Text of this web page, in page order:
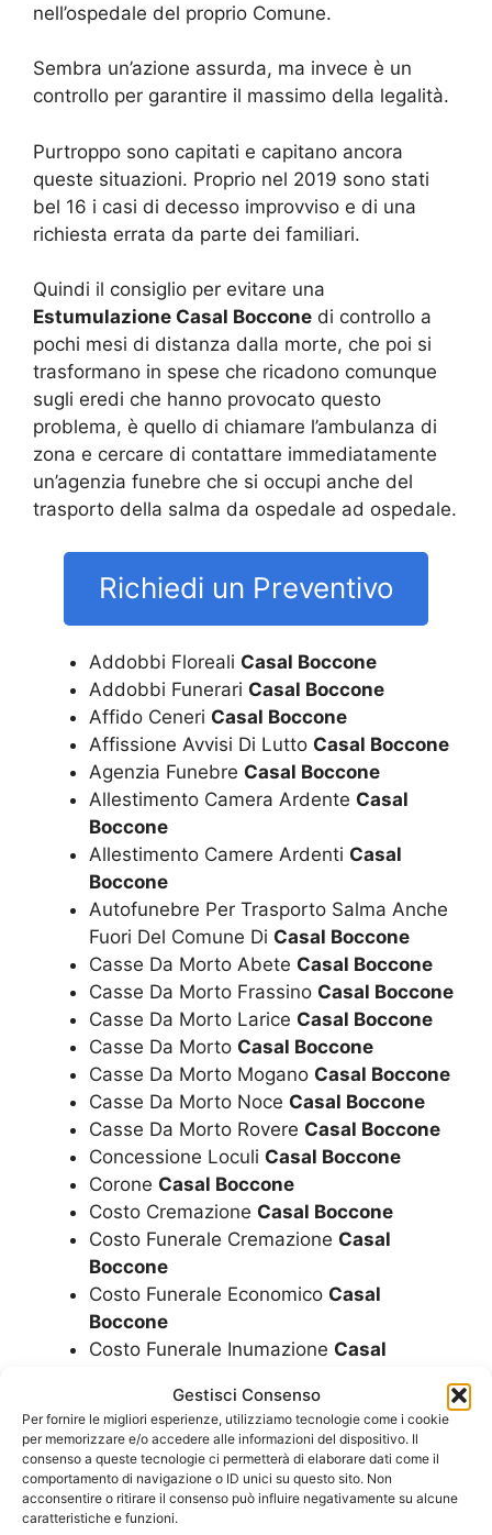
Gestisci Consenso
Per fornire le migliori esperienze, utilizziamo tecnologie come i cookie
per memorizzare e/o accedere alle informazioni del dispositivo. Il
consenso a queste tecnologie ci permetterà di elaborare dati come il
comportamento di navigazione o ID unici su questo sito. Non
acconsentire o ritirare il consenso può influire negativamente su alcune
caratteristiche e funzioni.
nell’ospedale del proprio Comune.
Sembra un’azione assurda, ma invece è un
controllo per garantire il massimo della legalità.
Purtroppo sono capitati e capitano ancora
queste situazioni. Proprio nel 2019 sono stati
bel 16 i casi di decesso improvviso e di una
richiesta errata da parte dei familiari.
Quindi il consiglio per evitare una
Estumulazione Casal Boccone di controllo a
pochi mesi di distanza dalla morte, che poi si
trasformano in spese che ricadono comunque
sugli eredi che hanno provocato questo
problema, è quello di chiamare l’ambulanza di
zona e cercare di contattare immediatamente
un’agenzia funebre che si occupi anche del
trasporto della salma da ospedale ad ospedale.
Richiedi un Preventivo
Addobbi Floreali Casal Boccone
Addobbi Funerari Casal Boccone
Affido Ceneri Casal Boccone
Affissione Avvisi Di Lutto Casal Boccone
Agenzia Funebre Casal Boccone
Allestimento Camera Ardente Casal
Boccone
Allestimento Camere Ardenti Casal
Boccone
Autofunebre Per Trasporto Salma Anche
Fuori Del Comune Di Casal Boccone
Casse Da Morto Abete Casal Boccone
Casse Da Morto Frassino Casal Boccone
Casse Da Morto Larice Casal Boccone
Casse Da Morto Casal Boccone
Casse Da Morto Mogano Casal Boccone
Casse Da Morto Noce Casal Boccone
Casse Da Morto Rovere Casal Boccone
Concessione Loculi Casal Boccone
Corone Casal Boccone
Costo Cremazione Casal Boccone
Costo Funerale Cremazione Casal
Boccone
Costo Funerale Economico Casal
Boccone
Costo Funerale Inumazione Casal
Costo FuneraleCasal Boccone
Costo Funerale TumulazioneCasal
Boccone
CremazioneCasal Boccone
Cremazioni
Casal Boccone